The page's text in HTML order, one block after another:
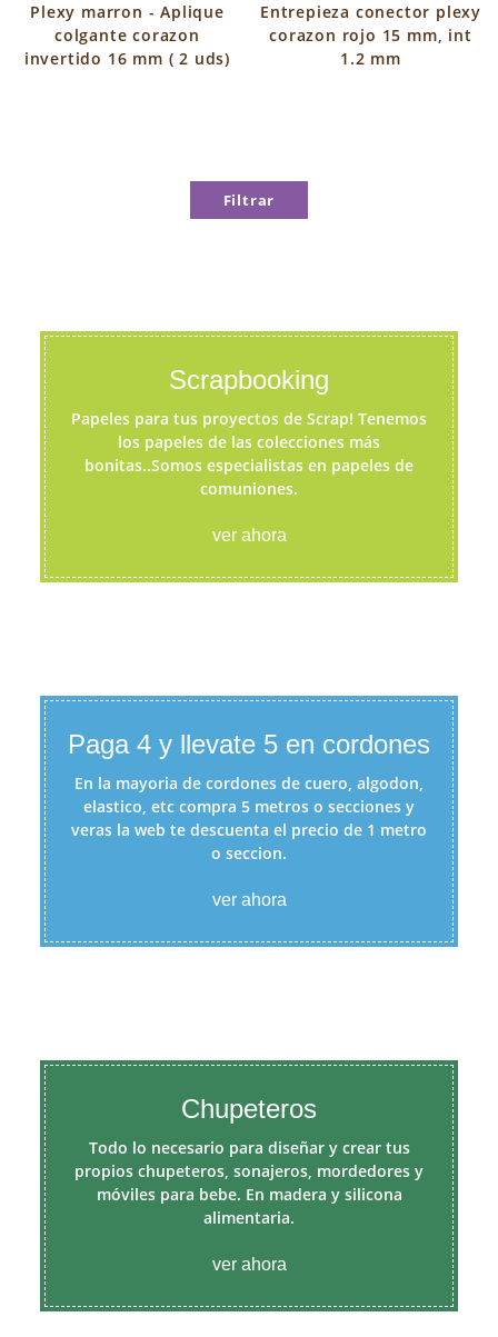
Plexy marron - Aplique
colgante corazon
invertido 16 mm ( 2 uds)
Entrepieza conector plexy
corazon rojo 15 mm, int
1.2 mm
Filtrar
Scrapbooking
Papeles para tus proyectos de Scrap! Tenemos
los papeles de las colecciones más
bonitas..Somos especialistas en papeles de
comuniones.
ver ahora
Paga 4 y llevate 5 en cordones
En la mayoria de cordones de cuero, algodon,
elastico, etc compra 5 metros o secciones y
veras la web te descuenta el precio de 1 metro
o seccion.
ver ahora
Chupeteros
Todo lo necesario para diseñar y crear tus
propios chupeteros, sonajeros, mordedores y
móviles para bebe. En madera y silicona
alimentaria.
ver ahora